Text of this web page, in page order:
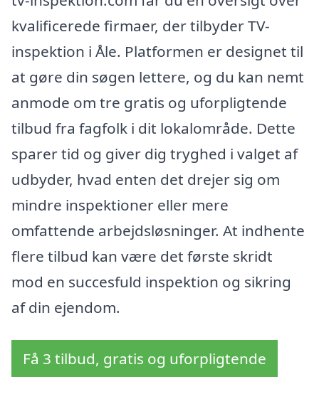
kvalificerede firmaer, der tilbyder TV-
inspektion i Åle. Platformen er designet til
at gøre din søgen lettere, og du kan nemt
anmode om tre gratis og uforpligtende
tilbud fra fagfolk i dit lokalområde. Dette
sparer tid og giver dig tryghed i valget af
udbyder, hvad enten det drejer sig om
mindre inspektioner eller mere
omfattende arbejdsløsninger. At indhente
flere tilbud kan være det første skridt
mod en succesfuld inspektion og sikring
af din ejendom.
Få 3 tilbud, gratis og uforpligtende